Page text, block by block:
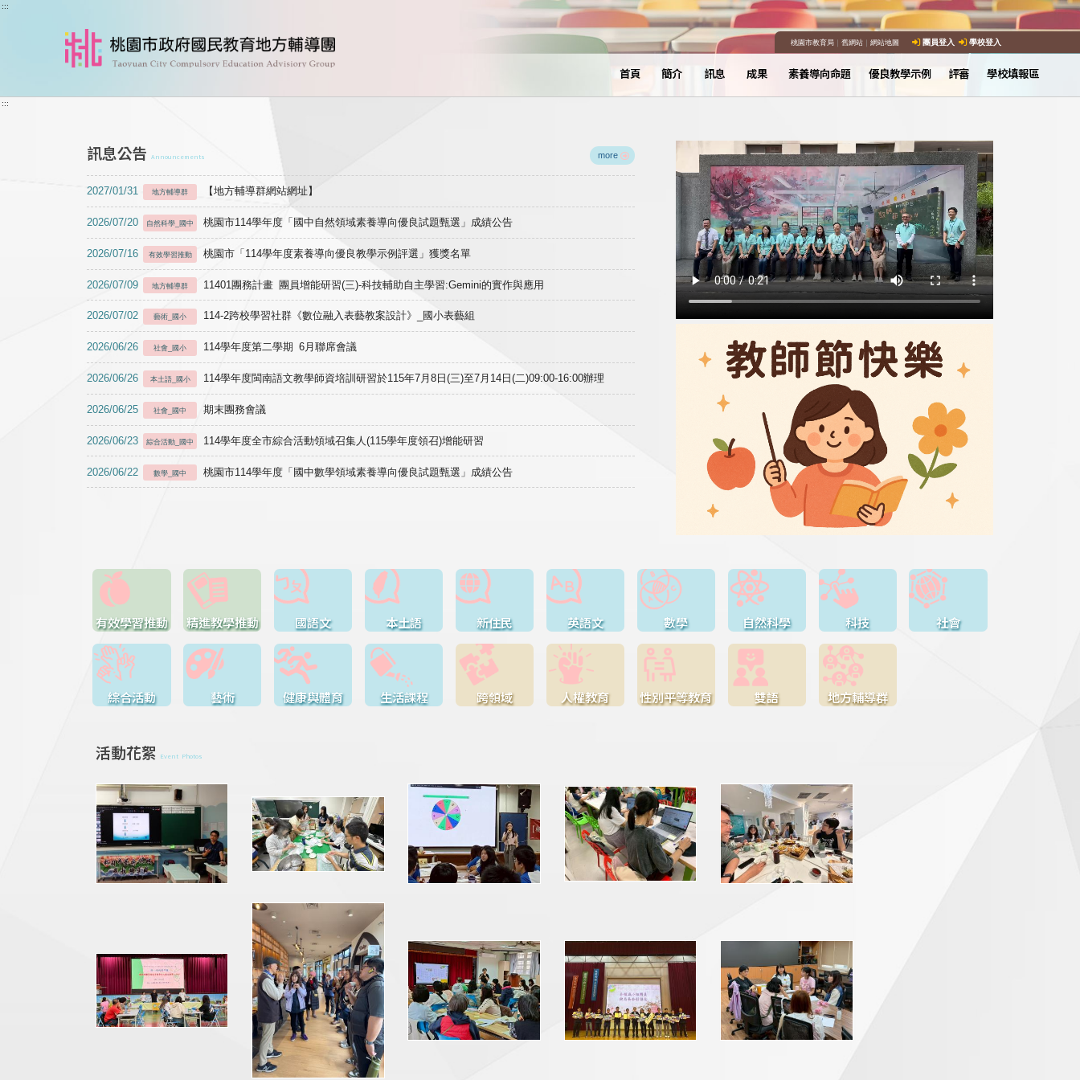
跳到主要內容
:::
桃園市教育局｜ 舊網站｜ 網站地圖 團員登入 學校登入
首頁 簡介 訊息 成果 素養導向命題 優良教學示例 評審 學校填報區
:::
訊息公告 Announcements more
2027/01/31 地方輔導群 【地方輔導群網站網址】
2026/07/20 自然科學_國中 桃園市114學年度「國中自然領域素養導向優良試題甄選」成績公告
2026/07/16 有效學習推動 桃園市「114學年度素養導向優良教學示例評選」獲獎名單
2026/07/09 地方輔導群 11401團務計畫 團員增能研習(三)-科技輔助自主學習:Gemini的實作與應用
2026/07/02 藝術_國小 114-2跨校學習社群《數位融入表藝教案設計》_國小表藝組
2026/06/26 社會_國小 114學年度第二學期 6月聯席會議
2026/06/26 本土語_國小 114學年度閩南語文教學師資培訓研習於115年7月8日(三)至7月14日(二)09:00-16:00辦理
2026/06/25 社會_國中 期末團務會議
2026/06/23 綜合活動_國中 114學年度全市綜合活動領域召集人(115學年度領召)增能研習
2026/06/22 數學_國中 桃園市114學年度「國中數學領域素養導向優良試題甄選」成績公告
有效學習推動 精進教學推動 國語文 本土語 新住民 英語文 數學 自然科學 科技 社會
綜合活動 藝術 健康與體育 生活課程 跨領域 人權教育 性別平等教育 雙語 地方輔導群
活動花絮 Event Photos